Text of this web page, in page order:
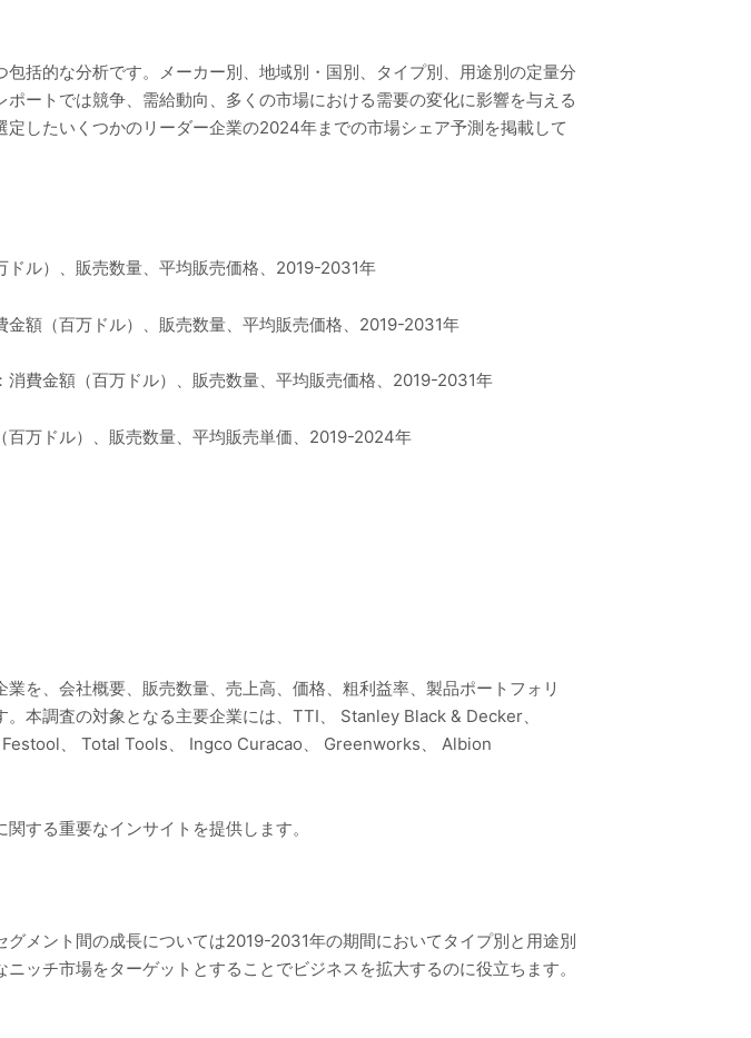
括的な分析です。メーカー別、地域別・国別、タイプ別、用途別の定量分
ートでは競争、需給動向、多くの市場における需要の変化に影響を与える
したいくつかのリーダー企業の2024年までの市場シェア予測を掲載して
ル）、販売数量、平均販売価格、2019-2031年
額（百万ドル）、販売数量、平均販売価格、2019-2031年
費金額（百万ドル）、販売数量、平均販売価格、2019-2031年
万ドル）、販売数量、平均販売単価、2019-2024年
を、会社概要、販売数量、売上高、価格、粗利益率、製品ポートフォリ
本調査の対象となる主要企業には、TTI、 Stanley Black & Decker、
、 Total Tools、 Ingco Curacao、 Greenworks、 Albion
する重要なインサイトを提供します。
メント間の成長については2019-2031年の期間においてタイプ別と用途別
ッチ市場をターゲットとすることでビジネスを拡大するのに役立ちます。